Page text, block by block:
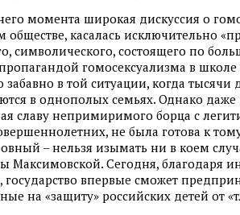
момента широкая дискуссия о
обществе, касалась исключительно
символического, состоящего по
гомосексуализма в
забавно в той ситуации, когда тысячи
в однополых семьях. Однако
славу непримиримого борца с
не была готова к
– нельзя изымать ни в коем
Максимовской. Сегодня, благодаря
государство впервые сможет
на «защиту» российских детей от